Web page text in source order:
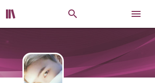
 